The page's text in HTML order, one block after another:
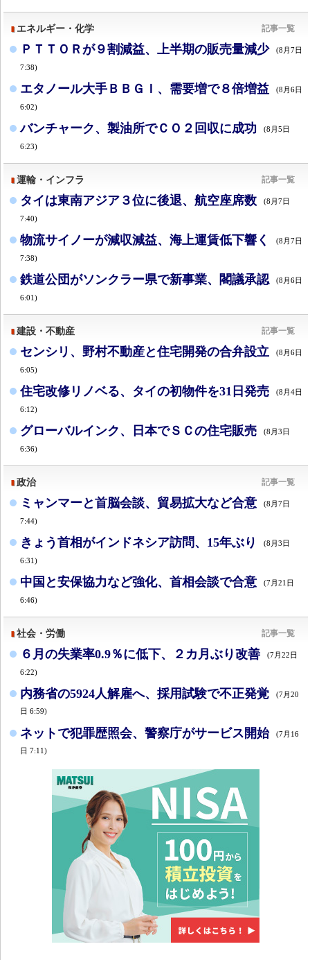
エネルギー・化学 記事一覧
ＰＴＴＯＲが９割減益、上半期の販売量減少 (8月7日
7:38)
エタノール大手ＢＢＧＩ、需要増で８倍増益 (8月6日
6:02)
バンチャーク、製油所でＣＯ２回収に成功 (8月5日
6:23)
運輸・インフラ 記事一覧
タイは東南アジア３位に後退、航空座席数 (8月7日
7:40)
物流サイノーが減収減益、海上運賃低下響く (8月7日
7:38)
鉄道公団がソンクラー県で新事業、閣議承認 (8月6日
6:01)
建設・不動産 記事一覧
センシリ、野村不動産と住宅開発の合弁設立 (8月6日
6:05)
住宅改修リノベる、タイの初物件を31日発売 (8月4日
6:12)
グローバルインク、日本でＳＣの住宅販売 (8月3日
6:36)
政治 記事一覧
ミャンマーと首脳会談、貿易拡大など合意 (8月7日
7:44)
きょう首相がインドネシア訪問、15年ぶり (8月3日
6:31)
中国と安保協力など強化、首相会談で合意 (7月21日
6:46)
社会・労働 記事一覧
６月の失業率0.9％に低下、２カ月ぶり改善 (7月22日
6:22)
内務省の5924人解雇へ、採用試験で不正発覚
(7月20
日 6:59)
ネットで犯罪歴照会、警察庁がサービス開始
(7月16
日 7:11)